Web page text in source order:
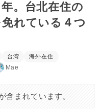
。台北在住の
れている４つ
台湾 海外在住
Mae
含まれています。